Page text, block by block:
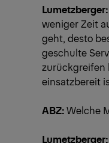
Lumetzberger:
weniger Zeit
geht, desto
geschulte
zurückgreifen
einsatzbereit
ABZ:Welche
Lumetzberger: